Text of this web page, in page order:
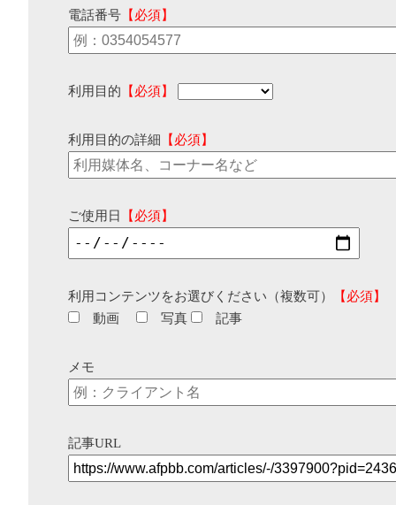
電話番号 【必須】
利用目的 【必須】
利用目的の詳細 【必須】
ご使用日 【必須】
利用コンテンツをお選びください（複数可）
【必須】
動画
写真 記事
メモ
記事URL